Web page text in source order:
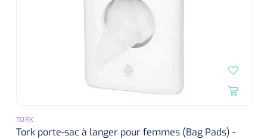
TORK
Tork porte-sac à langer pour femmes (Bag Pads) -